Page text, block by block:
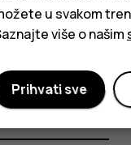
u svakom
više o našim
Prihvati sve